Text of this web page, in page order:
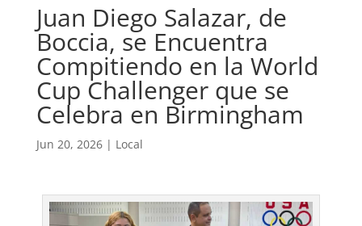
Juan Diego Salazar, de
Boccia, se Encuentra
Compitiendo en la World
Cup Challenger que se
Celebra en Birmingham
Jun 20, 2026| Local